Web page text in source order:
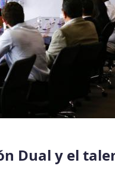
Dual y el